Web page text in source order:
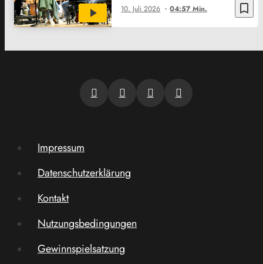
bookmark_border
10. Juli 2026 04:57 Min.
Impressum
Datenschutzerklärung
Kontakt
Nutzungsbedingungen
Gewinnspielsatzung